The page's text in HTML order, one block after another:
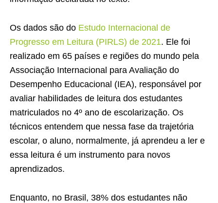
Os dados são do Estudo Internacional de
Progresso em Leitura (PIRLS) de 2021. Ele foi
realizado em 65 países e regiões do mundo pela
Associação Internacional para Avaliação do
Desempenho Educacional (IEA), responsável por
avaliar habilidades de leitura dos estudantes
matriculados no 4º ano de escolarização. Os
técnicos entendem que nessa fase da trajetória
escolar, o aluno, normalmente, já aprendeu a ler e
essa leitura é um instrumento para novos
aprendizados.
Enquanto, no Brasil, 38% dos estudantes não